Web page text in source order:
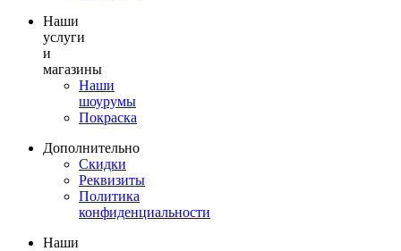
Наши
услуги
и
магазины
Наши
шоурумы
Покраска
Дополнительно
Скидки
Реквизиты
Политика
конфиденциальности
Наши